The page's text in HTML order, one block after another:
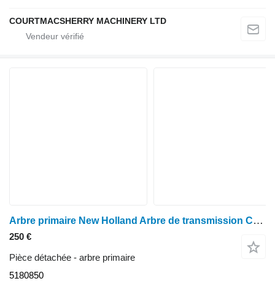
COURTMACSHERRY MACHINERY LTD
Arbre primaire New Holland Arbre de transmission Case Puma 130, référence 5180850, compatible avec les modèles TM120 et TM130 pour tracteur à roues New Holland Tm120, Tm130
250 €
Pièce détachée - arbre primaire
5180850